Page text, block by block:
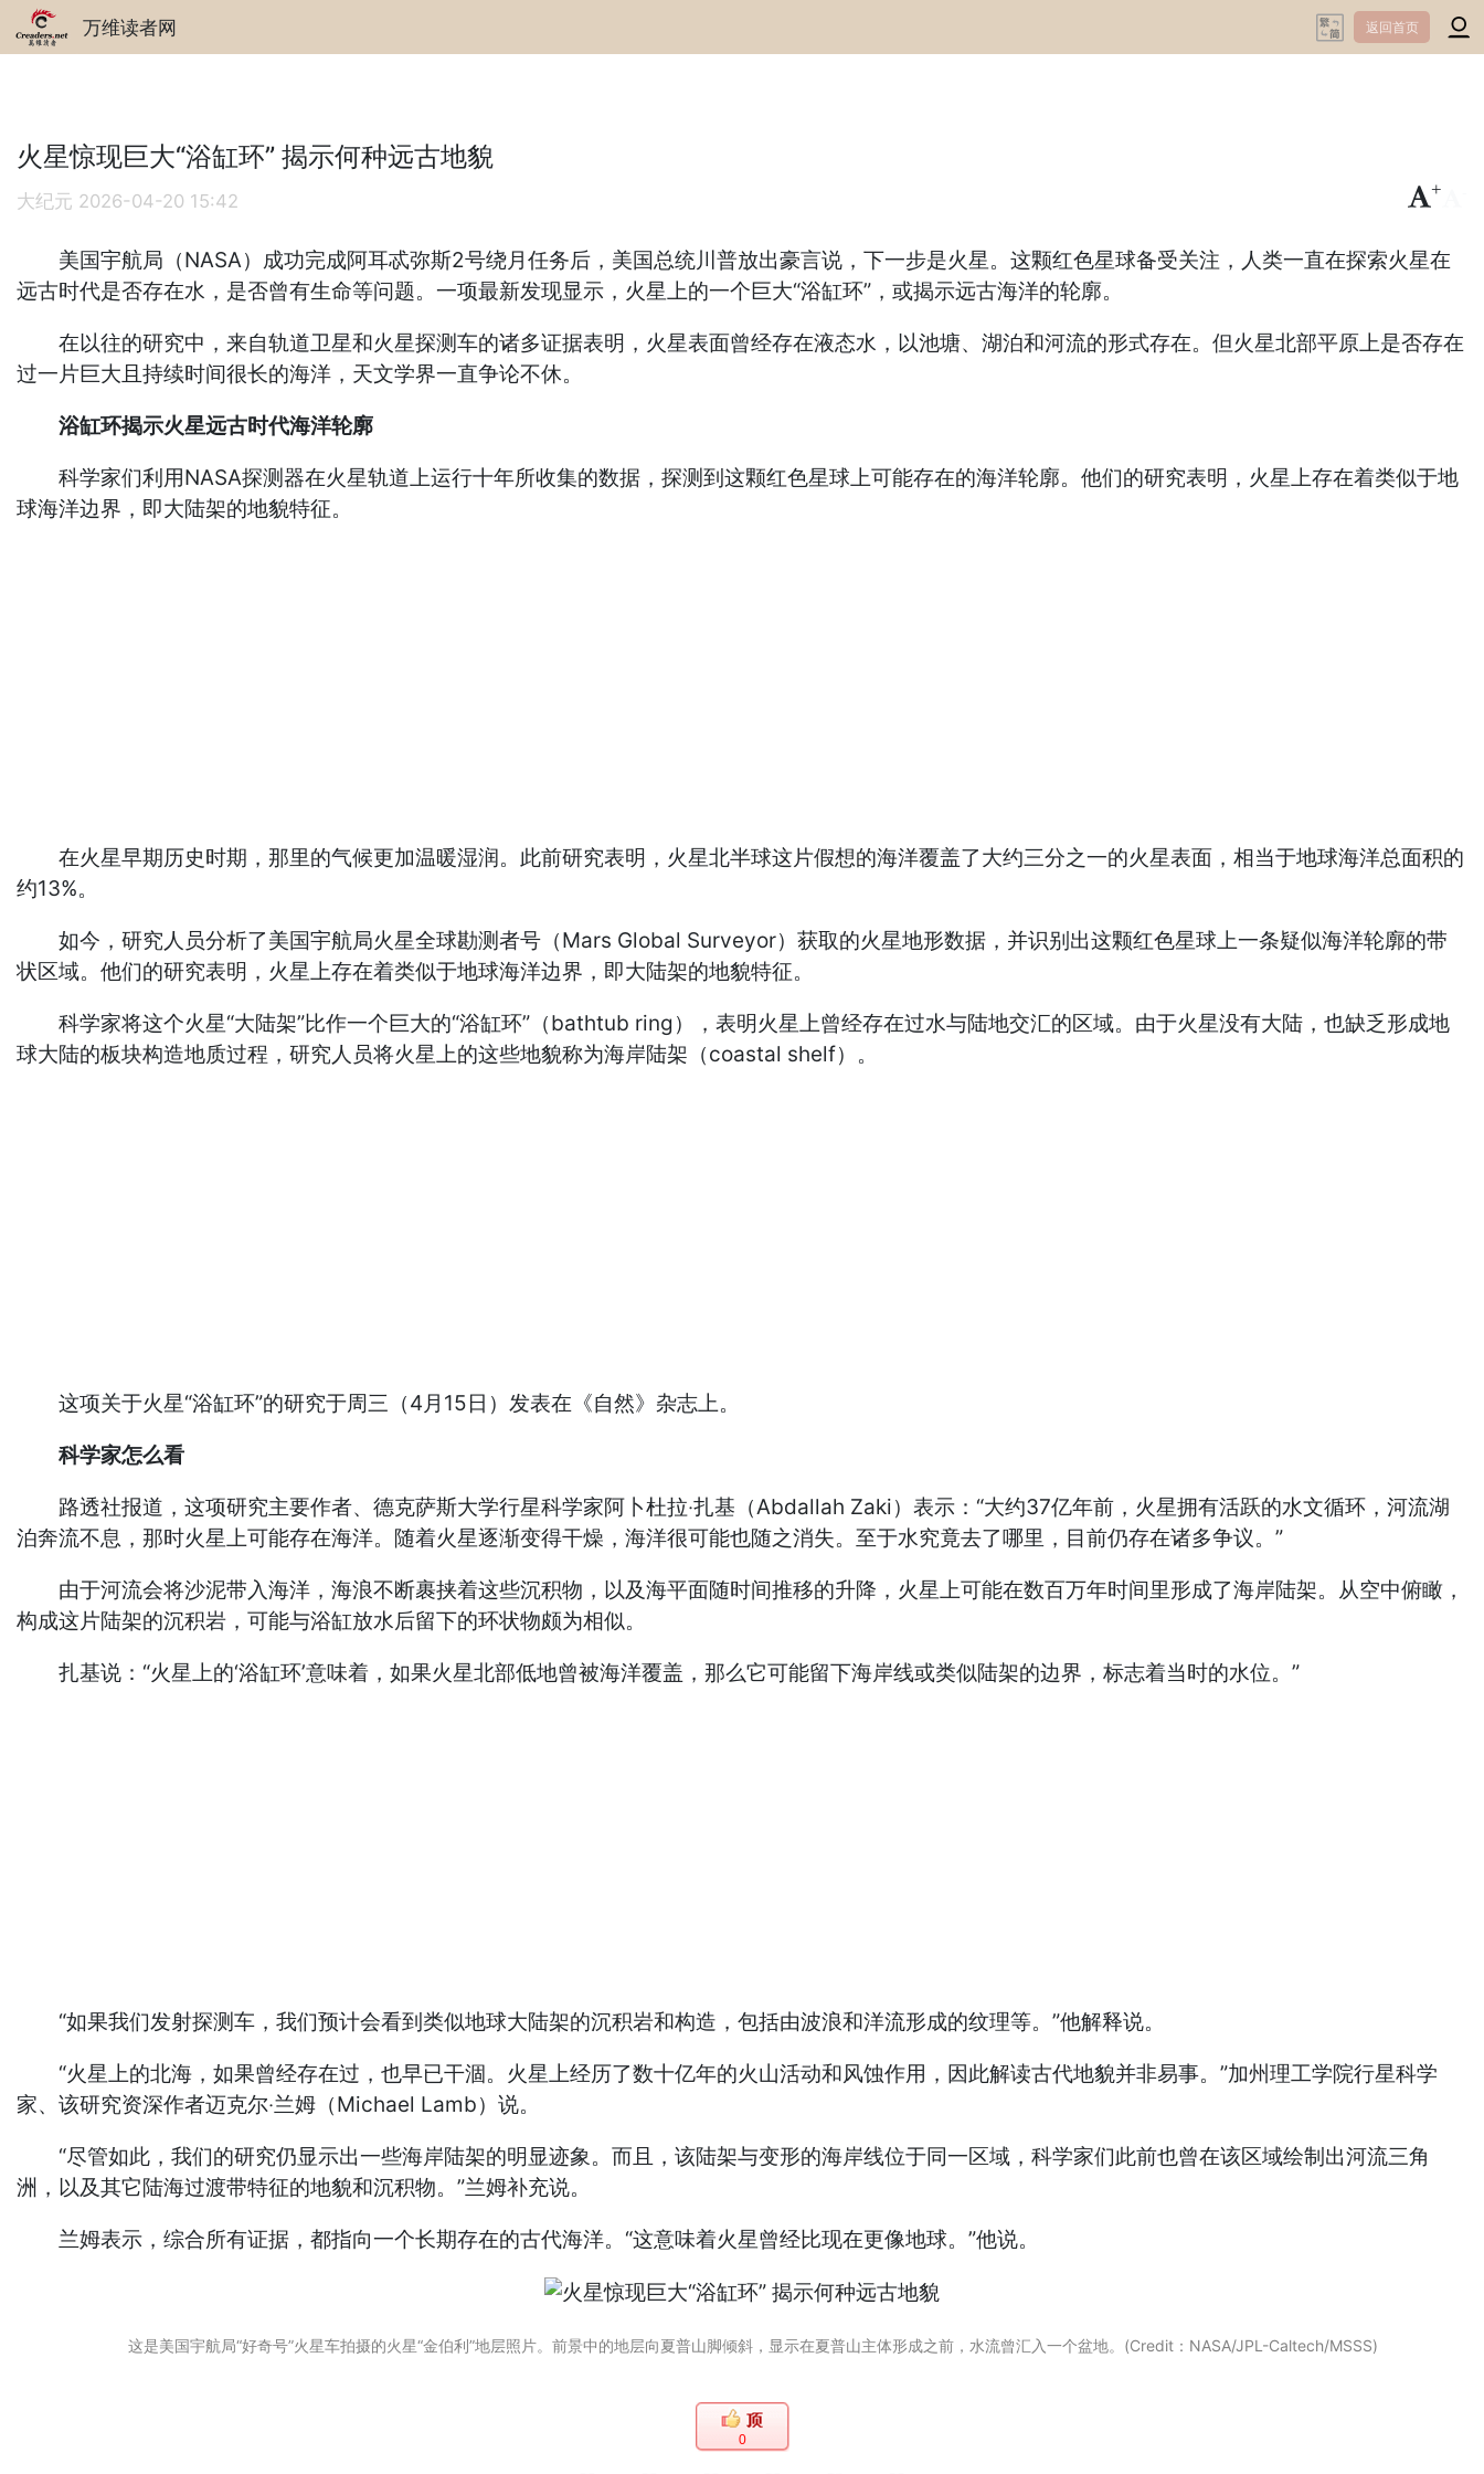
万维读者网 返回首页
火星惊现巨大“浴缸环” 揭示何种远古地貌
大纪元 2026-04-20 15:42
+
美国宇航局（NASA）成功完成阿耳忒弥斯2号绕月任务后，美国总统川普放出豪言说，下一步是火星。这颗红色星球备受关注，人类一直在探索火星在
远古时代是否存在水，是否曾有生命等问题。一项最新发现显示，火星上的一个巨大“浴缸环”，或揭示远古海洋的轮廓。
在以往的研究中，来自轨道卫星和火星探测车的诸多证据表明，火星表面曾经存在液态水，以池塘、湖泊和河流的形式存在。但火星北部平原上是否存在
过一片巨大且持续时间很长的海洋，天文学界一直争论不休。
浴缸环揭示火星远古时代海洋轮廓
科学家们利用NASA探测器在火星轨道上运行十年所收集的数据，探测到这颗红色星球上可能存在的海洋轮廓。他们的研究表明，火星上存在着类似于地
球海洋边界，即大陆架的地貌特征。
在火星早期历史时期，那里的气候更加温暖湿润。此前研究表明，火星北半球这片假想的海洋覆盖了大约三分之一的火星表面，相当于地球海洋总面积的
约13%。
如今，研究人员分析了美国宇航局火星全球勘测者号（Mars Global Surveyor）获取的火星地形数据，并识别出这颗红色星球上一条疑似海洋轮廓的带
状区域。他们的研究表明，火星上存在着类似于地球海洋边界，即大陆架的地貌特征。
科学家将这个火星“大陆架”比作一个巨大的“浴缸环”（bathtub ring），表明火星上曾经存在过水与陆地交汇的区域。由于火星没有大陆，也缺乏形成地
球大陆的板块构造地质过程，研究人员将火星上的这些地貌称为海岸陆架（coastal shelf）。
这项关于火星“浴缸环”的研究于周三（4月15日）发表在《自然》杂志上。
科学家怎么看
路透社报道，这项研究主要作者、德克萨斯大学行星科学家阿卜杜拉‧扎基（Abdallah Zaki）表示：“大约37亿年前，火星拥有活跃的水文循环，河流湖
泊奔流不息，那时火星上可能存在海洋。随着火星逐渐变得干燥，海洋很可能也随之消失。至于水究竟去了哪里，目前仍存在诸多争议。”
由于河流会将沙泥带入海洋，海浪不断裹挟着这些沉积物，以及海平面随时间推移的升降，火星上可能在数百万年时间里形成了海岸陆架。从空中俯瞰，
构成这片陆架的沉积岩，可能与浴缸放水后留下的环状物颇为相似。
扎基说：“火星上的‘浴缸环’意味着，如果火星北部低地曾被海洋覆盖，那么它可能留下海岸线或类似陆架的边界，标志着当时的水位。”
“如果我们发射探测车，我们预计会看到类似地球大陆架的沉积岩和构造，包括由波浪和洋流形成的纹理等。”他解释说。
“火星上的北海，如果曾经存在过，也早已干涸。火星上经历了数十亿年的火山活动和风蚀作用，因此解读古代地貌并非易事。”加州理工学院行星科学
家、该研究资深作者迈克尔‧兰姆（Michael Lamb）说。
“尽管如此，我们的研究仍显示出一些海岸陆架的明显迹象。而且，该陆架与变形的海岸线位于同一区域，科学家们此前也曾在该区域绘制出河流三角
洲，以及其它陆海过渡带特征的地貌和沉积物。”兰姆补充说。
兰姆表示，综合所有证据，都指向一个长期存在的古代海洋。“这意味着火星曾经比现在更像地球。”他说。
这是美国宇航局“好奇号”火星车拍摄的火星“金伯利”地层照片。前景中的地层向夏普山脚倾斜，显示在夏普山主体形成之前，水流曾汇入一个盆地。(Credit：NASA/JPL-Caltech/MSSS)
0